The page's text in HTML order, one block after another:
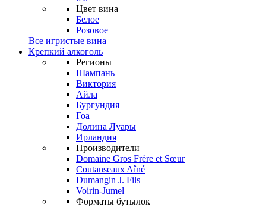
Цвет вина
Белое
Розовое
Все игристые вина
Крепкий алкоголь
Регионы
Шампань
Виктория
Айла
Бургундия
Гоа
Долина Луары
Ирландия
Производители
Domaine Gros Frère et Sœur
Coutanseaux Aîné
Dumangin J. Fils
Voirin-Jumel
Форматы бутылок